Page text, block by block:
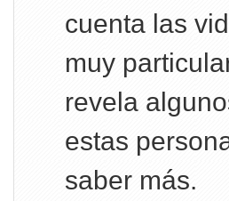
cuenta las
muy
revela
estas
saber más.